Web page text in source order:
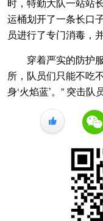
时，特勤大队一站站
运桶划开了一条长口
员进行了专门消毒，
穿着严实的防护服
所，队员们只能不吃
身‘火焰蓝’。” 突击队
+1